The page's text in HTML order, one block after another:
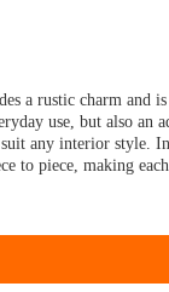
a rustic charm and
use, but also
any interior style.
to piece, making